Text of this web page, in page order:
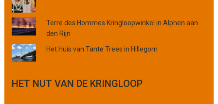
e
o
f
o
r
g
n
Terre des Hommes Kringloopwinkel in Alphen aan
den Rijn
Het Huis van Tante Trees in Hillegom
HET NUT VAN DE KRINGLOOP